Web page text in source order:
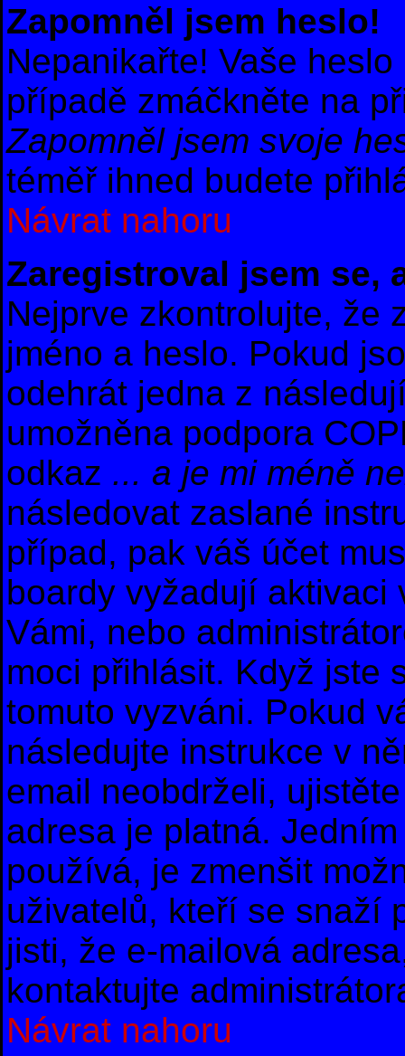
Zapomněl jsem heslo!
Nepanikařte! Vaše
případě zmáčkněte na
Zapomněl jsem svoje
téměř ihned budete
Návrat nahoru
Zaregistroval jsem se,
Nejprve zkontrolujte, že
jméno a heslo. Pokud
odehrát jedna z
umožněna podpora
odkaz ... a je mi méně
následovat zaslané
případ, pak váš účet
boardy vyžadují
Vámi, nebo
moci přihlásit. Když jste
tomuto vyzváni. Pokud
následujte instrukce v
email neobdrželi,
adresa je platná.
používá, je zmenšit
uživatelů, kteří se snaží
jisti, že e-mailová
kontaktujte
Návrat nahoru